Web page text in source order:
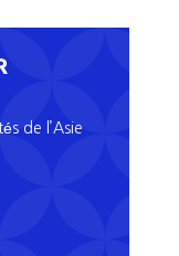
de l’Asie